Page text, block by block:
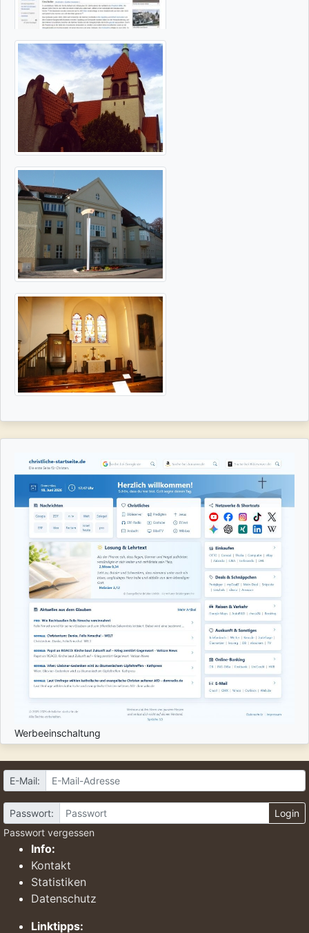
Werbeeinschaltung
E-Mail:
Passwort:
Login
Passwort vergessen
Info:
Kontakt
Statistiken
Datenschutz
Linktipps: